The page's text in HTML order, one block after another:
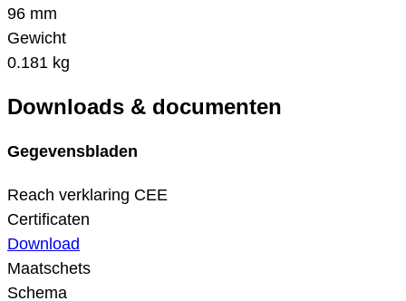
96 mm
Gewicht
0.181 kg
Downloads & documenten
Gegevensbladen
Reach verklaring CEE
Certificaten
Download
Maatschets
Schema